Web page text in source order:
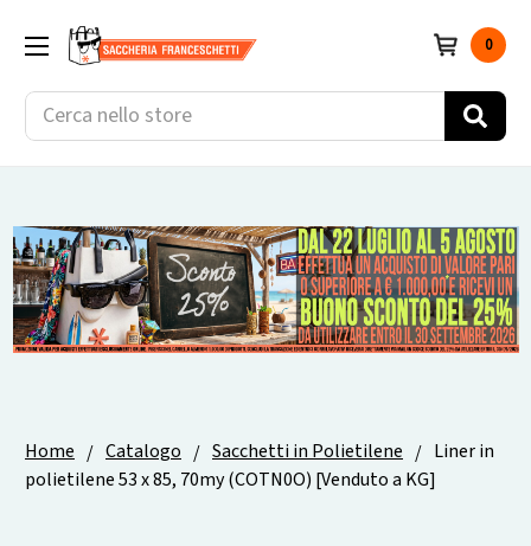
Cerca
0
Home Catalogo Sacchetti in Polietilene
Liner in
polietilene 53 x 85, 70my (COTN0O) [Venduto a KG]